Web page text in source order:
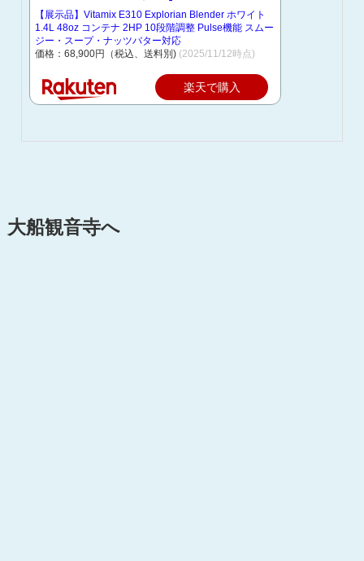
【展示品】Vitamix E310 Explorian Blender ホワイト
1.4L 48oz コンテナ 2HP 10段階調整 Pulse機能 スムー
ジー・スープ・ナッツバター対応
価格：68,900円（税込、送料別) (2025/11/12時点)
楽天で購入
大船観音寺へ